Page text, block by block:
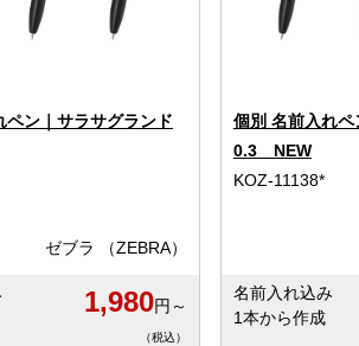
ペン｜サラサグランド
ゼブラ （ZEBRA）
1,980円～
（税込）
個別 名前入れ
0.3 NEW
KOZ-11138*
名前入れ込み
1本から作成